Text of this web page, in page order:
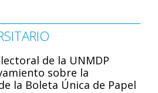
de la UNMDP
sobre la
la Boleta Única de Papel